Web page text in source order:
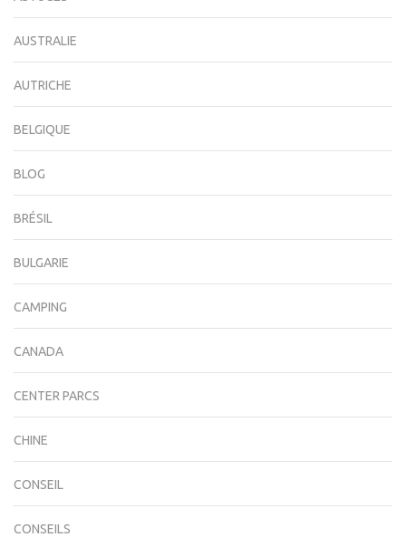
AUSTRALIE
AUTRICHE
BELGIQUE
BLOG
BRÉSIL
BULGARIE
CAMPING
CANADA
CENTER PARCS
CHINE
CONSEIL
CONSEILS